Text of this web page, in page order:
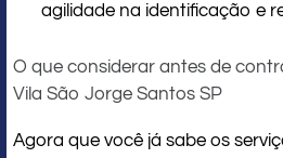
agilidade na identificação e
O que considerar antes de
Vila São Jorge Santos SP
Agora que você já sabe os